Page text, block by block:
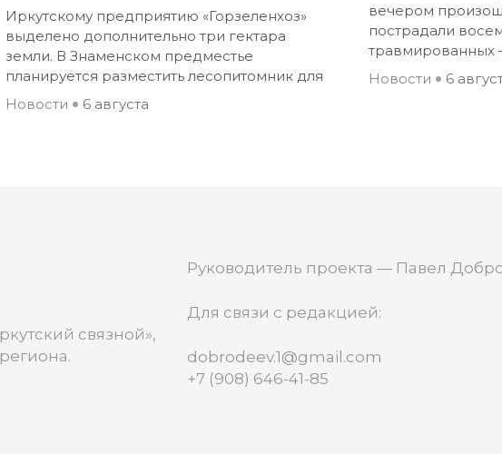
Иркутскому предприятию «Горзеленхоз»
выделено дополнительно три гектара
земли. В Знаменском предместье
планируется разместить лесопитомник для
Новости
6 августа
вечером
пострадали
травмированных
Новости
6
связной»,
Руководитель проекта — Павел
Для связи с редакцией:
dobrodeev.1@gmail.com
+7 (908) 646-41-85